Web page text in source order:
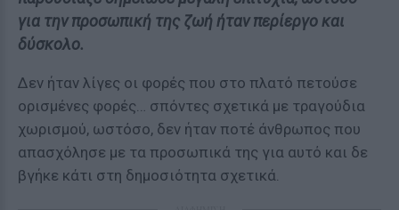
για την προσωπική της ζωή ήταν περίεργο και
δύσκολο.
Δεν ήταν λίγες οι φορές που στο πλατό πετούσε
ορισμένες φορές… σπόντες σχετικά με τραγούδια
χωρισμού, ωστόσο, δεν ήταν ποτέ άνθρωπος που
απασχόλησε με τα προσωπικά της για αυτό και δε
βγήκε κάτι στη δημοσιότητα σχετικά.